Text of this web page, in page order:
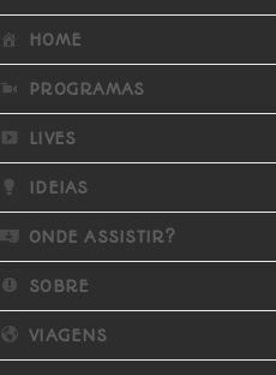
HOME
PROGRAMAS
LIVES
IDEIAS
ONDE ASSISTIR?
SOBRE
VIAGENS